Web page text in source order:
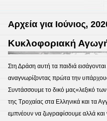
Αρχεία για Ιούνιος,
Κυκλοφοριακή
Στη Δράση αυτή τα παιδιά
αναγνωρίζοντας πρώτα την
Συντάσσουμε το δικό μας«λεξικό
της Τροχαίας στα Ελληνικά και τα
εμπνέουν να ζωγραφίσουμε αλλά και